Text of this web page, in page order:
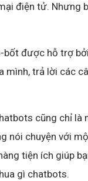
điện tử. Nhưng
bốt được hỗ trợ
mình, trả lời các
cũng chỉ là
nói chuyện với
tiện ích giúp
gì chatbots.
cổ vũ U23 Việt Nam